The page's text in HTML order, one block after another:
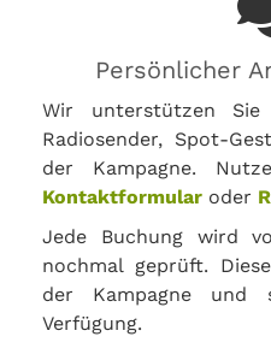
Persönlicher
Wir unterstützen
Radiosender, Spot-
der Kampagne.
Kontaktformular oder
Jede Buchung wird
nochmal geprüft.
der Kampagne und
Verfügung.